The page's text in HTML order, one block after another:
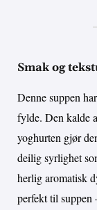
Smak og
Denne suppen
fylde. Den kalde
yoghurten gjør
deilig syrlighet
herlig aromatisk
perfekt til suppen